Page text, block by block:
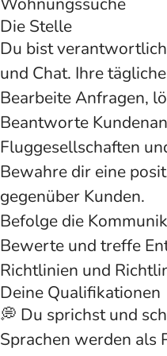
Die Stelle
Du bist
und Chat. Ihre
Bearbeite Anfragen,
Beantworte
Fluggesellschaften
Bewahre dir eine
gegenüber Kunden.
Befolge die
Bewerte und treffe
Richtlinien und
Deine Qualifikationen
💭 Du sprichst und
Sprachen werden als